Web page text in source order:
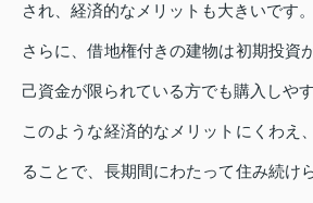
され、経済的なメリットも大きいです。
さらに、借地権付きの建物は初期投資
己資金が限られている方でも購入しや
このような経済的なメリットにくわえ
ることで、長期間にわたって住み続け